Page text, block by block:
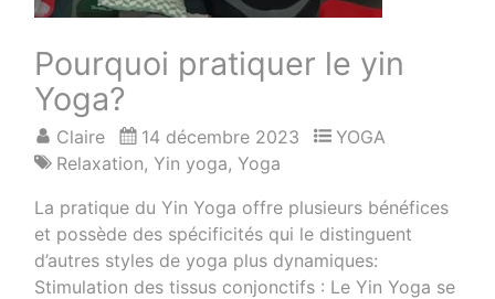
Pourquoi pratiquer le yin
Yoga?
Claire 14 décembre 2023
YOGA
Relaxation,Yin yoga,Yoga
La pratique du Yin Yoga offre plusieurs bénéfices
et possède des spécificités qui le distinguent
d’autres styles de yoga plus dynamiques:
Stimulation des tissus conjonctifs : Le Yin Yoga se